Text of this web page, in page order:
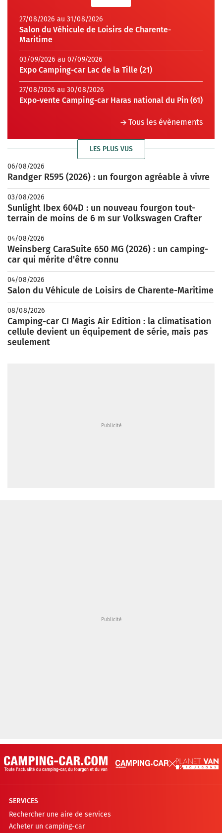
27/08/2026 au 31/08/2026
Salon du Véhicule de Loisirs de Charente-
Maritime
03/09/2026 au 07/09/2026
Expo Camping-car Lac de la Tille (21)
27/08/2026 au 30/08/2026
Expo-vente Camping-car Haras national du Pin (61)
Tous les évènements
LES PLUS VUS
06/08/2026
Randger R595 (2026) : un fourgon agréable à vivre
03/08/2026
Sunlight Ibex 604D : un nouveau fourgon tout-
terrain de moins de 6 m sur Volkswagen Crafter
04/08/2026
Weinsberg CaraSuite 650 MG (2026) : un camping-
car qui mérite d'être connu
04/08/2026
Salon du Véhicule de Loisirs de Charente-Maritime
08/08/2026
Camping-car CI Magis Air Edition : la climatisation
cellule devient un équipement de série, mais pas
seulement
SERVICES
Rechercher une aire de services
Acheter un camping-car